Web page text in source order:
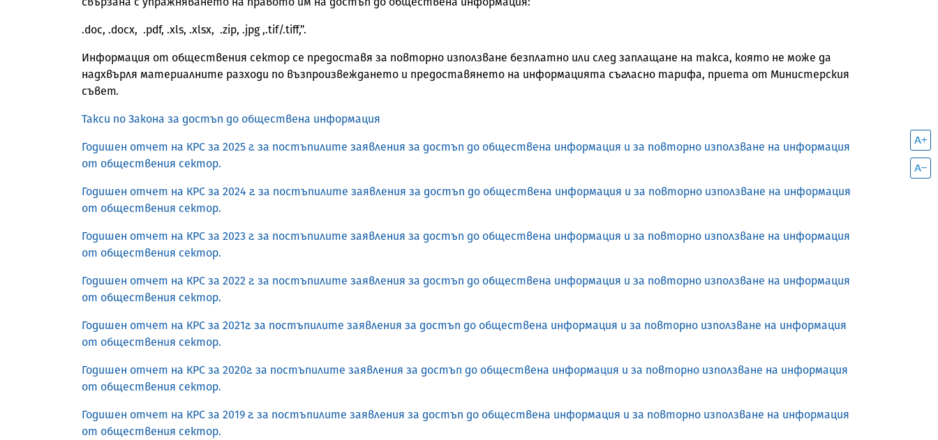
.doc, .docx, .pdf, .xls, .xlsx, .zip, .jpg ,.tif/.tiff,”.
Информация от обществения сектор се предоставя за повторно използване безплатно или след заплащане на такса, която не може да
надхвърля материалните разходи по възпроизвеждането и предоставянето на информацията съгласно тарифа, приета от Министерския
съвет.
Такси по Закона за достъп до обществена информация
Годишен отчет на КРС за 2025 г. за постъпилите заявления за достъп до обществена информация и за повторно използване на информация
от обществения сектор.
Годишен отчет на КРС за 2024 г. за постъпилите заявления за достъп до обществена информация и за повторно използване на информация
от обществения сектор.
Годишен отчет на КРС за 2023 г. за постъпилите заявления за достъп до обществена информация и за повторно използване на информация
от обществения сектор.
Годишен отчет на КРС за 2022 г. за постъпилите заявления за достъп до обществена информация и за повторно използване на информация
от обществения сектор.
Годишен отчет на КРС за 2021г. за постъпилите заявления за достъп до обществена информация и за повторно използване на информация
от обществения сектор.
Годишен отчет на КРС за 2020г. за постъпилите заявления за достъп до обществена информация и за повторно използване на информация
от обществения сектор.
Годишен отчет на КРС за 2019 г. за постъпилите заявления за достъп до обществена информация и за повторно използване на информация
от обществения сектор.